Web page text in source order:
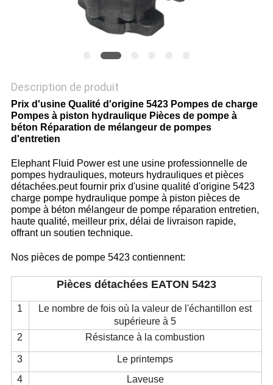
Description de produit
Prix d'usine Qualité d'origine 5423 Pompes de charge
Pompes à piston hydraulique Pièces de pompe à
béton Réparation de mélangeur de pompes
d'entretien
Elephant Fluid Power est une usine professionnelle de
pompes hydrauliques, moteurs hydrauliques et pièces
détachées.peut fournir prix d'usine qualité d'origine 5423
charge pompe hydraulique pompe à piston pièces de
pompe à béton mélangeur de pompe réparation entretien,
haute qualité, meilleur prix, délai de livraison rapide,
offrant un soutien technique.
Nos pièces de pompe 5423 contiennent:
Pièces détachées EATON 5423
1
Le nombre de fois où la valeur de l'échantillon est
supérieure à 5
2
Résistance à la combustion
3
Le printemps
4
Laveuse